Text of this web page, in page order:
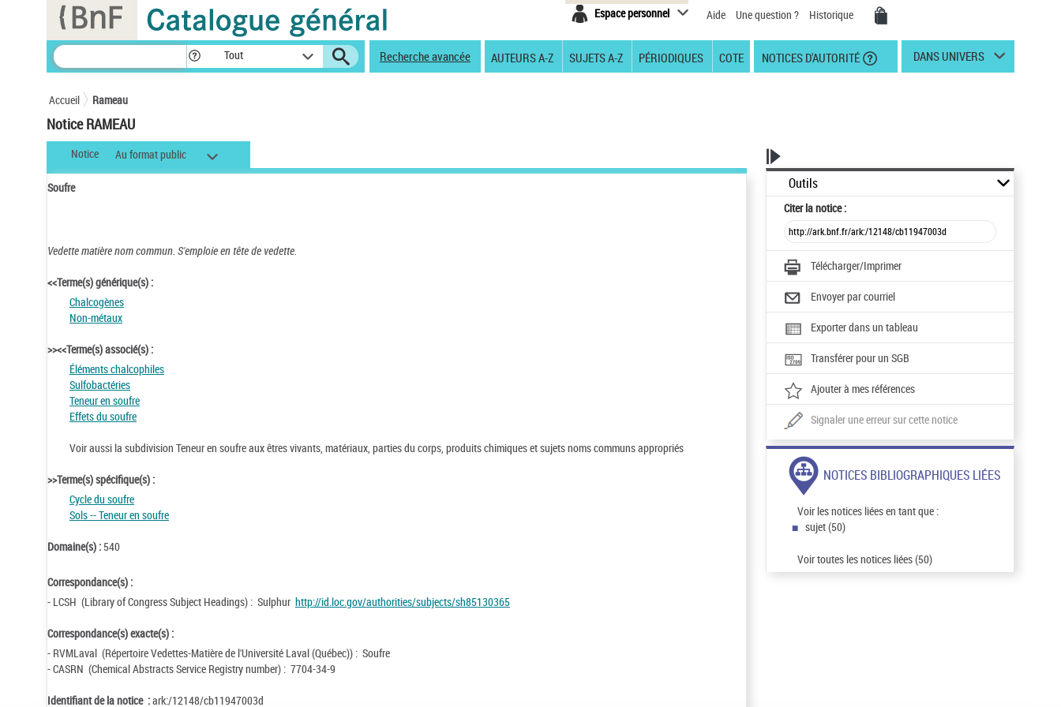
Espace personnel Aide Une question ? Historique
Tout Recherche avancée AUTEURS A-Z SUJETS A-Z PÉRIODIQUES COTE NOTICES D'AUTORITÉ DANS UNIVERS
Accueil Rameau
Notice RAMEAU
Notice Au format public
Soufre
Vedette matière nom commun. S'emploie en tête de vedette.
<<Terme(s) générique(s) :
Chalcogènes
Non-métaux
>><<Terme(s) associé(s) :
Éléments chalcophiles
Sulfobactéries
Teneur en soufre
Effets du soufre
Voir aussi la subdivision Teneur en soufre aux êtres vivants, matériaux, parties du corps, produits chimiques et sujets noms communs appropriés
>>Terme(s) spécifique(s) :
Cycle du soufre
Sols -- Teneur en soufre
Domaine(s) : 540
Correspondance(s) :
- LCSH (Library of Congress Subject Headings) : Sulphur http://id.loc.gov/authorities/subjects/sh85130365
Correspondance(s) exacte(s) :
- RVMLaval (Répertoire Vedettes-Matière de l'Université Laval (Québec)) : Soufre
- CASRN (Chemical Abstracts Service Registry number) : 7704-34-9
Identifiant de la notice :ark:/12148/cb11947003d
Outils
Citerla notice :
Télécharger/Imprimer
Envoyer par courriel
Exporter dans un tableau
Transférer pour un SGB
Ajouter à mes références
Signaler une erreur sur cette notice
NOTICES BIBLIOGRAPHIQUES LIÉES
Voir les notices liées en tant que :
sujet (50)
Voir toutes les notices liées (50)
Panneau de gestion des cookies